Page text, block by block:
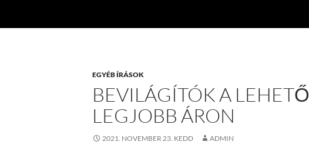
EGYÉB ÍRÁSOK
BEVILÁGÍTÓK A LEHETŐ
LEGJOBB ÁRON
2021. NOVEMBER 23. KEDD ADMIN